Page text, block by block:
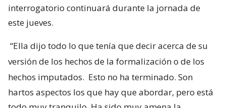
interrogatorio continuará durante la jornada de
este jueves.
“Ella dijo todo lo que tenía que decir acerca de su
versión de los hechos de la formalización o de los
hechos imputados. Esto no ha terminado. Son
hartos aspectos los que hay que abordar, pero está